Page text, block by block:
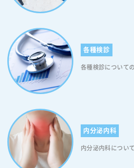
は、オレキシンの分泌が長い時間抑制される
患者さんは、血糖値を下げる薬や「インスリ
をコントロールするわけですが、インスリン
てしまって、必要以上に血糖値が下がってし
糖状態になると脳に供給されるブドウ糖が不
ります。これが、糖尿病患者さんに起こり
ます。なお、日中の強い眠気は、糖尿病だけ
「生活習慣」によっても引き起こされます。
れてしまう「ナルコレプシー」といった病気
パソコンやスマートフォンをいじっていたり
いといった生活習慣なども眠気の原因になり
だから眠気が強いのだろう…」と考えるので
あれば医師にしっかりと相談してください。 糖尿病によるその他の症
状 糖尿病は症状の自覚が難しい病気です。血糖値が少し高い段階では、
各種検診
各種検診について
内分泌内科
内分泌内科につい